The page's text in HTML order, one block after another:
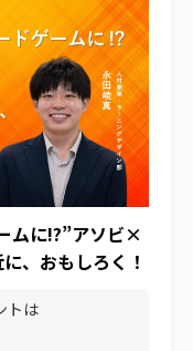
ムに!?”アソビ×
、おもしろく！
トは